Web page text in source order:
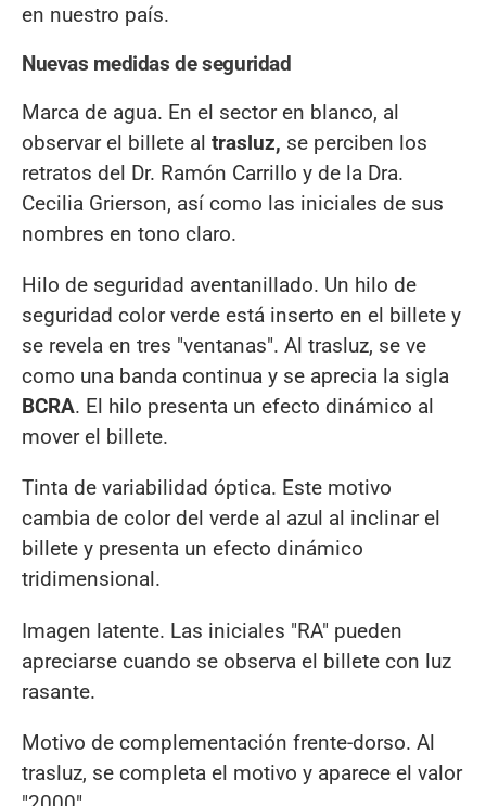
en nuestro país.
Nuevas medidas de seguridad
Marca de agua. En el sector en blanco, al
observar el billete al trasluz, se perciben los
retratos del Dr. Ramón Carrillo y de la Dra.
Cecilia Grierson, así como las iniciales de sus
nombres en tono claro.
Hilo de seguridad aventanillado. Un hilo de
seguridad color verde está inserto en el billete y
se revela en tres "ventanas". Al trasluz, se ve
como una banda continua y se aprecia la sigla
BCRA. El hilo presenta un efecto dinámico al
mover el billete.
Tinta de variabilidad óptica. Este motivo
cambia de color del verde al azul al inclinar el
billete y presenta un efecto dinámico
tridimensional.
Imagen latente. Las iniciales "RA" pueden
apreciarse cuando se observa el billete con luz
rasante.
Motivo de complementación frente-dorso. Al
trasluz, se completa el motivo y aparece el valor